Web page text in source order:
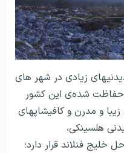
زیادی در شهر های
حفاظت شده‌ی این کشور
و مدرن و کافی­شاپ­های
هلسینکی،
خلیج فنلاند قرار دارد؛